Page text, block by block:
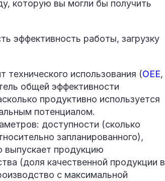
которую вы могли бы получить
эффективность работы, загрузку
использования (ОЕЕ,
общей эффективности
продуктивно используется
потенциалом.
доступности (сколько
запланированного),
выпускает продукцию
(доля качественной продукции в
с максимальной